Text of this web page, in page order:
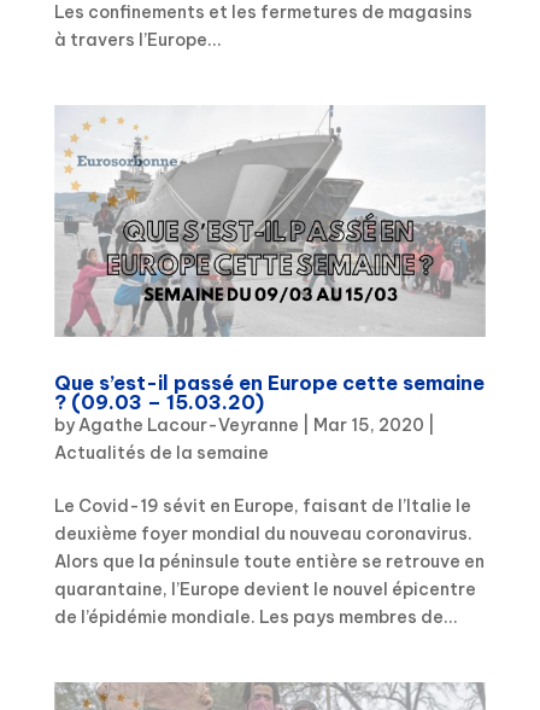
Les confinements et les fermetures de magasins
à travers l’Europe...
Que s’est-il passé en Europe cette semaine
? (09.03 – 15.03.20)
byAgathe Lacour-Veyranne Mar 15, 2020
Actualités de la semaine
Le Covid-19 sévit en Europe, faisant de l’Italie le
deuxième foyer mondial du nouveau coronavirus.
Alors que la péninsule toute entière se retrouve en
quarantaine, l’Europe devient le nouvel épicentre
de l’épidémie mondiale. Les pays membres de...